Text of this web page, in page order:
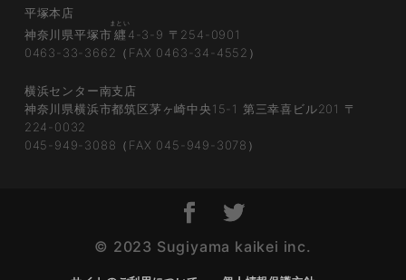
平塚本店
神奈川県平塚市纒
まとい
4-3-9 〒254-0901
0463-33-3662（FAX 0463-34-4552）
横浜センター南支店
神奈川県横浜市都筑区茅ヶ崎中央15-1 第三幸喜ビル201 〒
224-0032
045-949-3088（FAX 045-949-3078）
© 2023 Sugiyama kaikei inc.